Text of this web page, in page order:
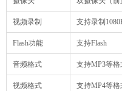
视频录制 支持录制
Flash功能 支持Flash
音频格式 支持MP3等格
视频格式 支持MP4等格